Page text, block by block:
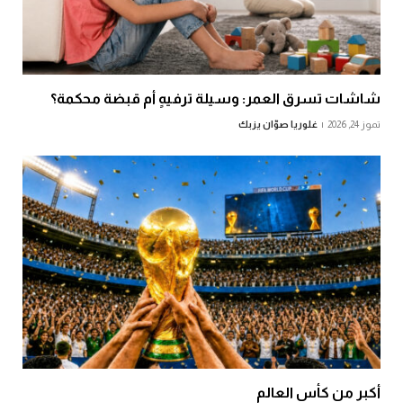
شاشات تسرق العمر: وسيلة ترفيهٍ أم قبضة محكمة؟
تموز 24, 2026 غلوريا صوّان يزبك
أكبر من كأس العالم